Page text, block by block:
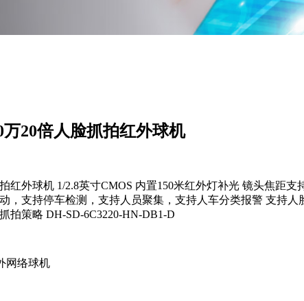
20倍人脸抓拍红外球机
外球机 1/2.8英寸CMOS 内置150米红外灯补光 镜头焦距
，支持停车检测，支持人员聚集，支持人车分类报警 支持
拍策略 DH-SD-6C3220-HN-DB1-D
网络球机